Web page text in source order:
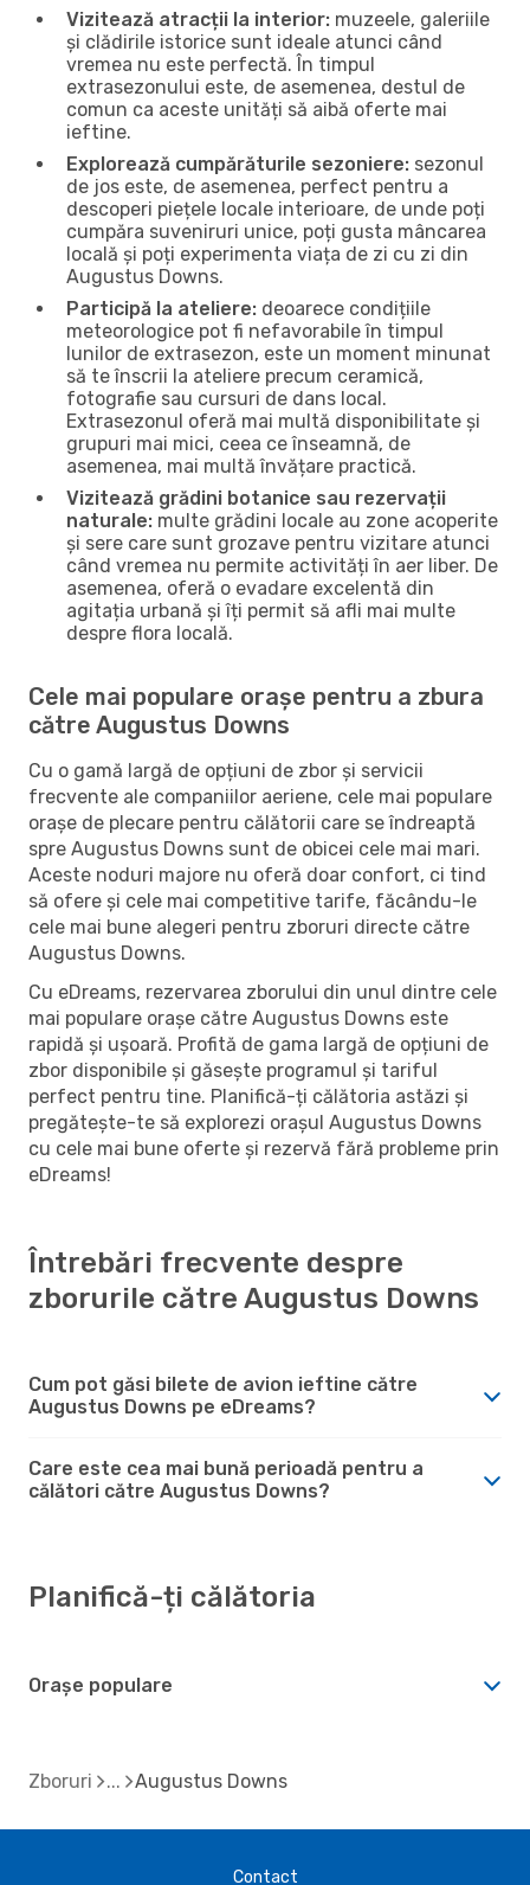
Vizitează atracții la interior: muzeele, galeriile
și clădirile istorice sunt ideale atunci când
vremea nu este perfectă. În timpul
extrasezonului este, de asemenea, destul de
comun ca aceste unități să aibă oferte mai
ieftine.
Explorează cumpărăturile sezoniere: sezonul
de jos este, de asemenea, perfect pentru a
descoperi piețele locale interioare, de unde poți
cumpăra suveniruri unice, poți gusta mâncarea
locală și poți experimenta viața de zi cu zi din
Augustus Downs.
Participă la ateliere: deoarece condițiile
meteorologice pot fi nefavorabile în timpul
lunilor de extrasezon, este un moment minunat
să te înscrii la ateliere precum ceramică,
fotografie sau cursuri de dans local.
Extrasezonul oferă mai multă disponibilitate și
grupuri mai mici, ceea ce înseamnă, de
asemenea, mai multă învățare practică.
Vizitează grădini botanice sau rezervații
naturale: multe grădini locale au zone acoperite
și sere care sunt grozave pentru vizitare atunci
când vremea nu permite activități în aer liber. De
asemenea, oferă o evadare excelentă din
agitația urbană și îți permit să afli mai multe
despre flora locală.
Cele mai populare orașe pentru a zbura
către Augustus Downs
Cu o gamă largă de opțiuni de zbor și servicii
frecvente ale companiilor aeriene, cele mai populare
orașe de plecare pentru călătorii care se îndreaptă
spre Augustus Downs sunt de obicei cele mai mari.
Aceste noduri majore nu oferă doar confort, ci tind
să ofere și cele mai competitive tarife, făcându-le
cele mai bune alegeri pentru zboruri directe către
Augustus Downs.
Cu eDreams, rezervarea zborului din unul dintre cele
mai populare orașe către Augustus Downs este
rapidă și ușoară. Profită de gama largă de opțiuni de
zbor disponibile și găsește programul și tariful
perfect pentru tine. Planifică-ți călătoria astăzi și
pregătește-te să explorezi orașul Augustus Downs
cu cele mai bune oferte și rezervă fără probleme prin
eDreams!
Întrebări frecvente despre
zborurile către Augustus Downs
Cum pot găsi bilete de avion ieftine către
Augustus Downs pe eDreams?
Care este cea mai bună perioadă pentru a
călători către Augustus Downs?
Planifică-ți călătoria
Orașe populare
Zboruri Augustus Downs
Contact